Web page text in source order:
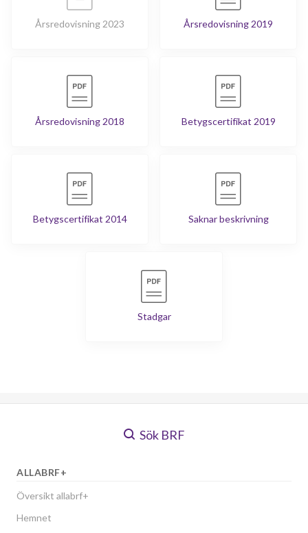
Årsredovisning 2023 Årsredovisning 2019
Årsredovisning 2018 Betygscertifikat 2019
Betygscertifikat 2014 Saknar beskrivning
Stadgar
Sök BRF
ALLABRF+
Översikt allabrf+
Hemnet